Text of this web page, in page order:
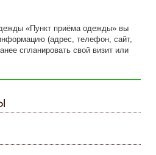
«Пункт приёма одежды» вы
(адрес, телефон, сайт,
спланировать свой визит или